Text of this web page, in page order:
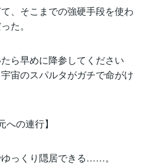
、そこまでの強硬手段を使わ
た。
ら早めに降参してください
宙のスパルタがガチで命がけ
への連行】
っくり隠居できる……。